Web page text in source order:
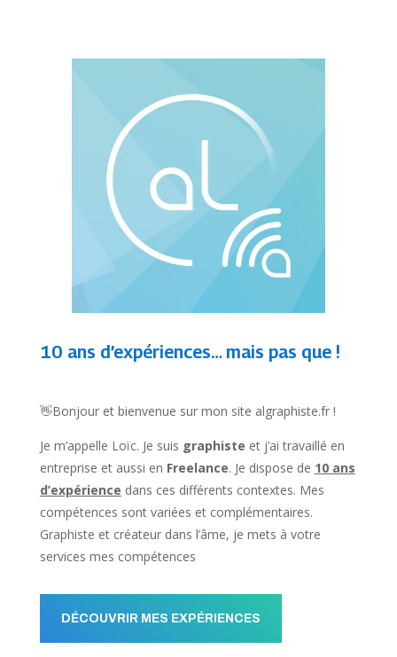
10 ans d’expériences… mais pas que !
👋Bonjour et bienvenue sur mon site algraphiste.fr !
Je m’appelle Loïc. Je suis graphiste et j’ai travaillé en
entreprise et aussi en Freelance. Je dispose de 10 ans
d’expérience dans ces différents contextes. Mes
compétences sont variées et complémentaires.
Graphiste et créateur dans l’âme, je mets à votre
services mes compétences
DÉCOUVRIR MES EXPÉRIENCES